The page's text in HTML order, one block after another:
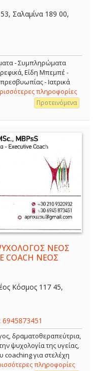
Σαλαμίνα 189 00,
- Συμπληρώματα
Είδη Μπεμπέ -
- Ιατρικά
πληροφορίες
Προτεινόμενα
ΝΕΟΣ
COACH ΝΕΟΣ
Κόσμος 117 45,
6945873451
δραματοθεραπεύτρια,
ψυχολογία της υγείας,
coaching για στελέχη
πληροφορίες